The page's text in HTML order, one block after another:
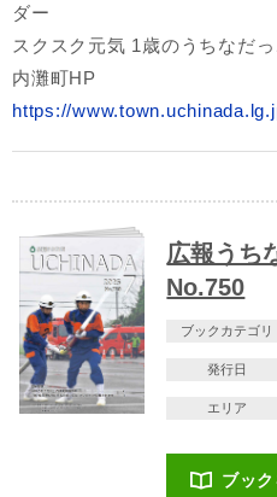
ダー
スクスク元気 1歳のうちなだっ
内灘町HP
https://
広報うち
No.750
ブックカテゴリ
発行日
エリア
ブッ